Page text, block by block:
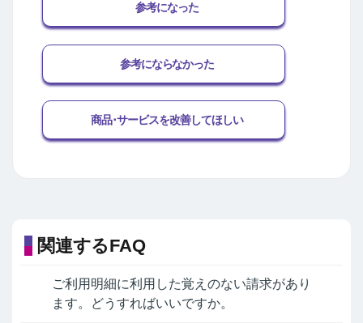
参考になった
参考にならなかった
商品･サービスを改善してほしい
関連するFAQ
ご利用明細に利用した覚えのない請求があり
ます。どうすればいいですか。